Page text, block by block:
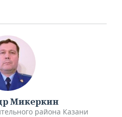
Микеркин
района Казани